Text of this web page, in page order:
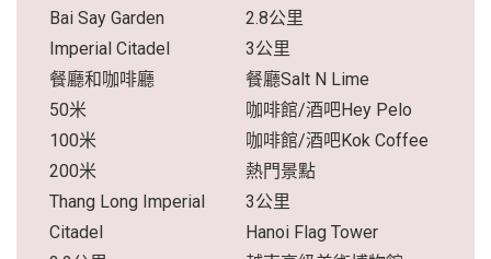
Bai Say Garden
2.8公里
Imperial Citadel
3公里
餐廳和咖啡廳
餐廳Salt N Lime
50米
咖啡館/酒吧Hey Pelo
100米
咖啡館/酒吧Kok Coffee
200米
熱門景點
Thang Long Imperial
Citadel
3公里
Hanoi Flag Tower